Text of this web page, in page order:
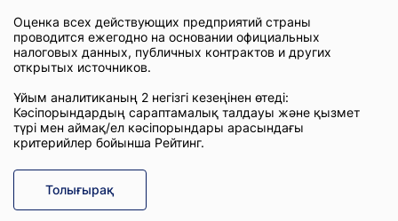
Оценка всех действующих предприятий страны
проводится ежегодно на основании официальных
налоговых данных, публичных контрактов и других
открытых источников.
Ұйым аналитиканың 2 негізгі кезеңінен өтеді:
Кәсіпорындардың сараптамалық талдауы және қызмет
түрі мен аймақ/ел кәсіпорындары арасындағы
критерийлер бойынша Рейтинг.
Толығырақ